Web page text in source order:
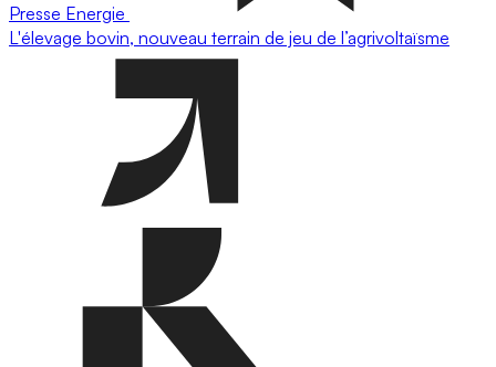
Presse Energie
L'élevage bovin, nouveau terrain de jeu de l’agrivoltaïsme